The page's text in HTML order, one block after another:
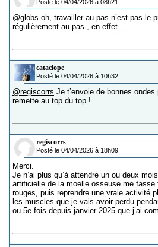
Posté le 04/04/2026 à 08h21
@globs oh, travailler au pas n’est pas le
régulièrement au pas , en effet…
cataclope
Posté le 04/04/2026 à 10h32
@regiscorrs Je t’envoie de bonnes
remette au top du top !
regiscorrs
Posté le 04/04/2026 à 18h09
Merci.
Je n’ai plus qu’à attendre un ou deux
artificielle de la moelle osseuse me fasse
rouges, puis reprendre une vraie activité
les muscles que je vais avoir perdu
ou 5e fois depuis janvier 2025 que j’ai